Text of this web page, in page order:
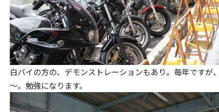
白バイの方の、デモンストレーションもあり。毎年ですが
～。勉強になります。